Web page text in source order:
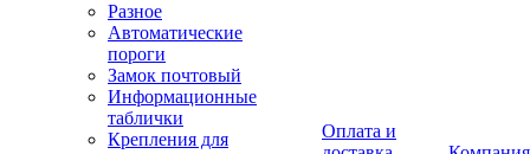
Разное
Автоматические
пороги
Замок почтовый
Информационные
таблички
Крепления для
Оплата и